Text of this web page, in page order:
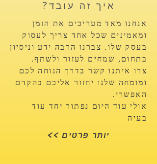
?איך זה עובד
אנחנו מאד מעריכים את הזמן
ומאמינים שכל אחד צריך לעסוק
בעסק שלו. צברנו הרבה ידע וניסיון
בתחום, שמחים לעזור ולשתף.
צרו איתנו קשר בדרך הנוחה לכם
ומומחה שלנו יחזור אליכם בהקדם
האפשרי.
אולי עוד היום נפתור יחד עוד
בעיה
<< יותר פרטים